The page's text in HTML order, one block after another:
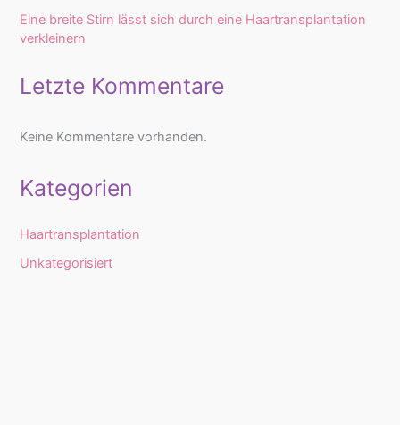
Eine breite Stirn lässt sich durch eine Haartransplantation
verkleinern
Letzte Kommentare
Keine Kommentare vorhanden.
Kategorien
Haartransplantation
Unkategorisiert